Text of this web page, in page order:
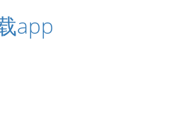
app